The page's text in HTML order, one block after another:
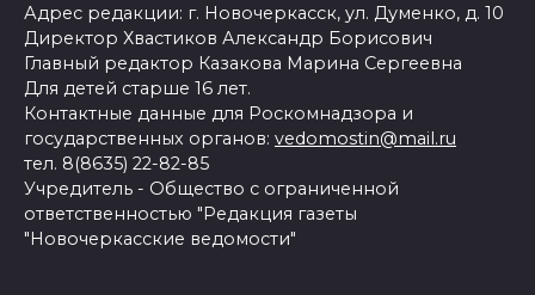
Адрес редакции: г. Новочеркасск, ул. Думенко, д. 10
Директор Хвастиков Александр Борисович
Главный редактор Казакова Марина Сергеевна
Для детей старше 16 лет.
Контактные данные для Роскомнадзора и
государственных органов: vedomostin@mail.ru
тел. 8(8635) 22-82-85
Учредитель - Общество с ограниченной
ответственностью "Редакция газеты
"Новочеркасские ведомости"